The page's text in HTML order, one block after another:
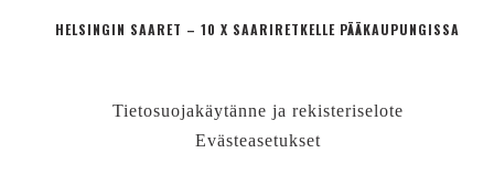
HELSINGIN SAARET – 10 X SAARIRETKELLE PÄÄKAUPUNGISSA
Tietosuojakäytänne ja rekisteriselote
Evästeasetukset